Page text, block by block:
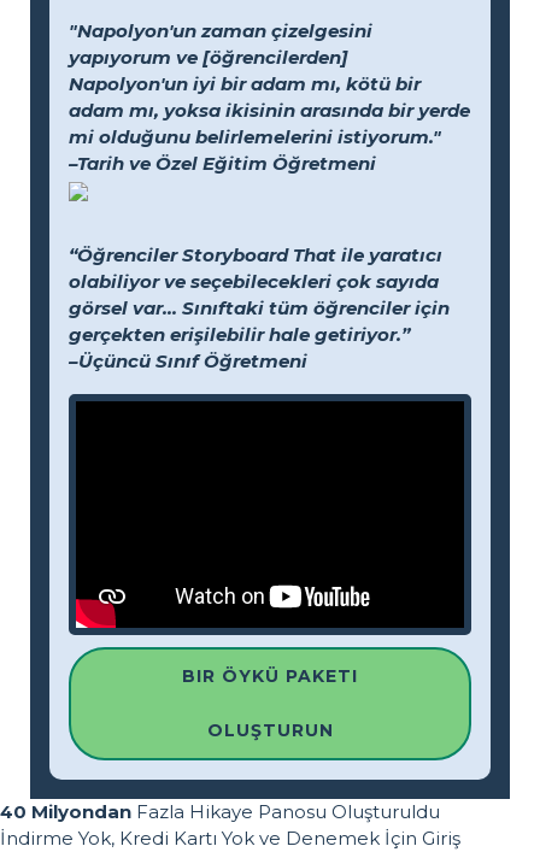
"Napolyon'un zaman çizelgesini
yapıyorum ve [öğrencilerden]
Napolyon'un iyi bir adam mı, kötü bir
adam mı, yoksa ikisinin arasında bir yerde
mi olduğunu belirlemelerini istiyorum."
–Tarih ve Özel Eğitim Öğretmeni
“Öğrenciler Storyboard That ile yaratıcı
olabiliyor ve seçebilecekleri çok sayıda
görsel var... Sınıftaki tüm öğrenciler için
gerçekten erişilebilir hale getiriyor.”
–Üçüncü Sınıf Öğretmeni
BIR ÖYKÜ PAKETI
OLUŞTURUN
40 Milyondan Fazla Hikaye Panosu Oluşturuldu
İndirme Yok, Kredi Kartı Yok ve Denemek İçin Giriş